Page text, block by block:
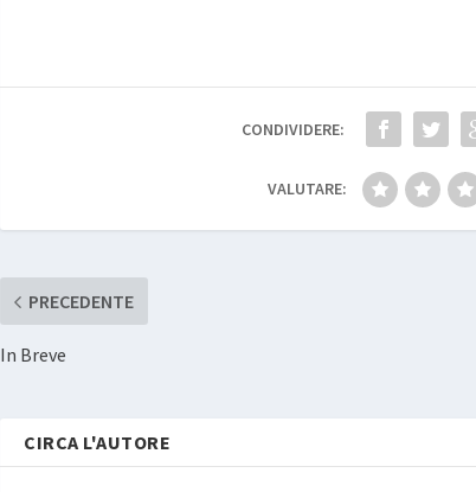
CONDIVIDERE:
VALUTARE:
PRECEDENTE
In Breve
CIRCA L'AUTORE